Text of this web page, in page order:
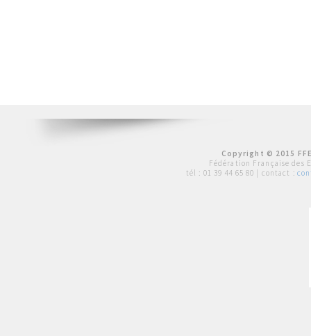
Copyright © 2015
Fédération Française des
tél : 01 39 44 65 80 | contact :